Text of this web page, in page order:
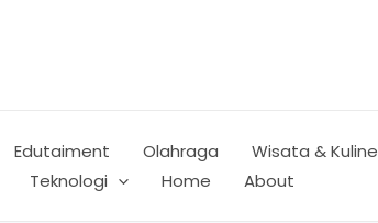
Edutaiment Olahraga Wisata &
Teknologi Home About